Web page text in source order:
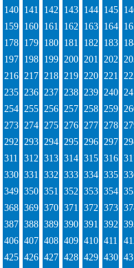
140 141 142 143 144 145
159 160 161 162 163 164
178 179 180 181 182 183
197 198 199 200 201 202
216 217 218 219 220 221
235 236 237 238 239 240
254 255 256 257 258 259
273 274 275 276 277 278
292 293 294 295 296 297
311 312 313 314 315 316
330 331 332 333 334 335
349 350 351 352 353 354
368 369 370 371 372 373
387 388 389 390 391 392
406 407 408 409 410 411
425 426 427 428 429 430